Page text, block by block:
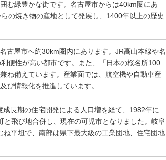
む緑豊かな街です。名古屋市からは40km圏にあ
の焼き物の産地として発展し、1400年以上の歴史
古屋市へ約30km圏内にあります。JR高山本線や名
便性が高い都市です。また、「日本の桜名所100
ね備えています。産業面では、航空機や自動車産
び情報化を推進しています。
長期の住宅開発による人口増を経て、1982年に
飛び地合併し、現在の可児市となりました。岐阜
平坦で、南部は県下最大級の工業団地、住宅団地